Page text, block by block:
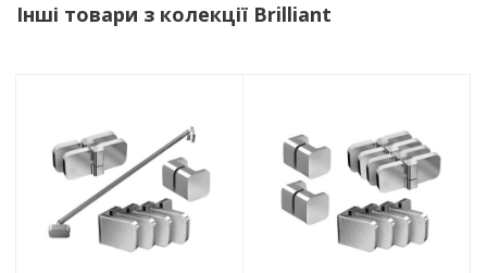
Інші товари з колекції Brilliant